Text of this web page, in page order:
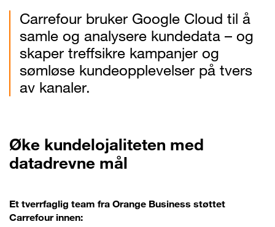
Carrefour bruker Google Cloud til å
samle og analysere kundedata – og
skaper treffsikre kampanjer og
sømløse kundeopplevelser på tvers
av kanaler.
Øke kundelojaliteten med
datadrevne mål
Et tverrfaglig team fra Orange Business støttet
Carrefour innen: